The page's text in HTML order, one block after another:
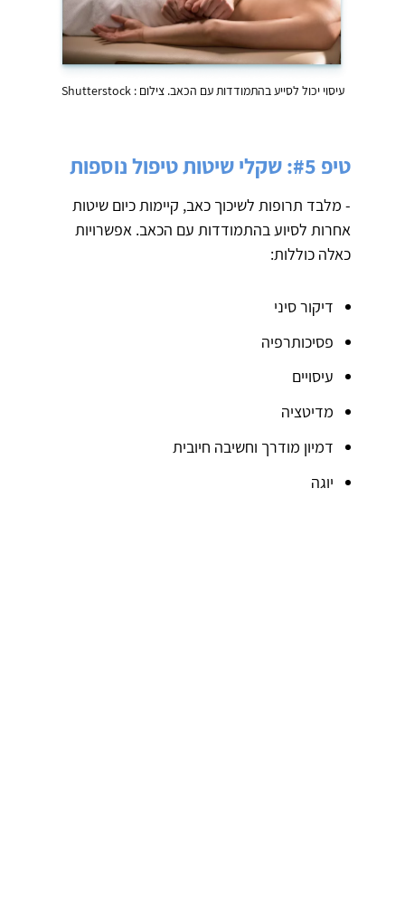
עיסוי יכול לסייע בהתמודדות עם הכאב. צילום : Shutterstock
טיפ #5: שקלי שיטות טיפול נוספות
- מלבד תרופות לשיכוך כאב, קיימות כיום שיטות
אחרות לסיוע בהתמודדות עם הכאב. אפשרויות
כאלה כוללות:
דיקור סיני
פסיכותרפיה
עיסויים
מדיטציה
דמיון מודרך וחשיבה חיובית
יוגה